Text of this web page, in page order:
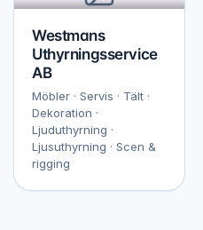
Westmans
Uthyrningsservice
AB
Möbler · Servis · Tält ·
Dekoration ·
Ljuduthyrning ·
Ljusuthyrning · Scen &
rigging